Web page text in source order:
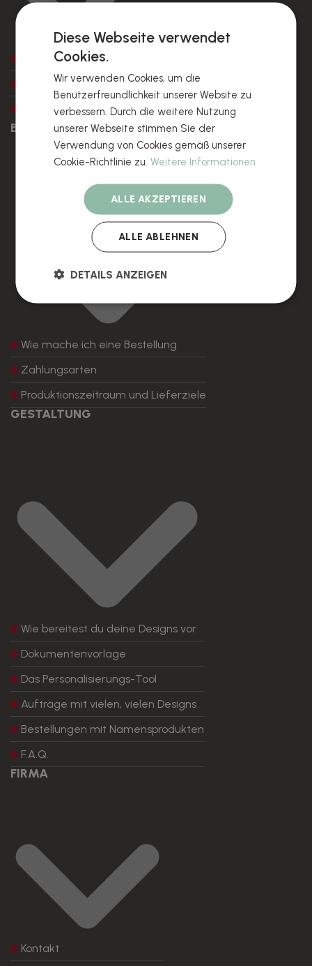
Warenprobe
Verpackungsoptionen
BESTELLUNG
Wie mache ich eine Bestellung
Zahlungsarten
Produktionszeitraum und Lieferziele
GESTALTUNG
Wie bereitest du deine Designs vor
Dokumentenvorlage
Das Personalisierungs-Tool
Aufträge mit vielen, vielen Designs
Bestellungen mit Namensprodukten
F.A.Q.
FIRMA
Kontakt
Diese Webseite verwendet
Cookies.
Wir verwenden Cookies, um die
Benutzerfreundlichkeit unserer Website zu
verbessern. Durch die weitere Nutzung
unserer Webseite stimmen Sie der
Verwendung von Cookies gemäß unserer
Cookie-Richtlinie zu.Weitere Informationen
ALLE AKZEPTIEREN
ALLE ABLEHNEN
DETAILS ANZEIGEN